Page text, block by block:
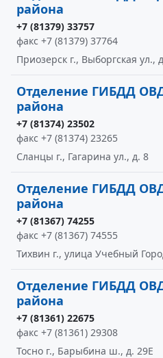
района
+7 (81379) 33757
факс +7 (81379) 37764
Приозерск г., Выборгская ул.,
Отделение ГИБДД
района
+7 (81374) 23502
факс +7 (81374) 23265
Сланцы г., Гагарина ул., д. 8
Отделение ГИБДД
района
+7 (81367) 74255
факс +7 (81367) 74555
Тихвин г., улица Учебный
Отделение ГИБДД
района
+7 (81361) 22675
факс +7 (81361) 29308
Тосно г., Барыбина ш., д. 29Е